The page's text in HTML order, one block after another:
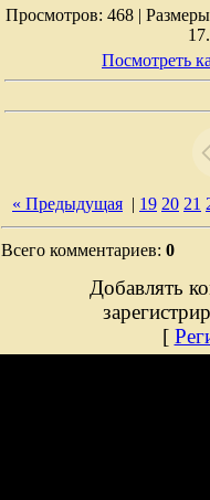
Просмотров: 468 |
Посмотреть
« Предыдущая | 19 20 21
Всего комментариев: 0
Добавлять
[